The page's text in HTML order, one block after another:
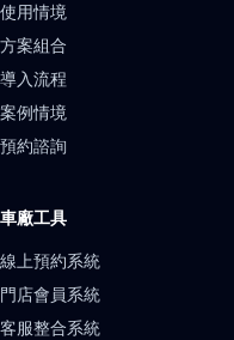
使用情境
方案組合
導入流程
案例情境
預約諮詢
車廠工具
線上預約系統
門店會員系統
客服整合系統